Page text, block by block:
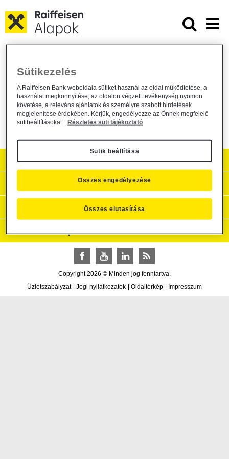
Raiffeisen Alapok árfolyama 2012.07.06.
Alapkezelő közzététel / general / 2012. július 6.
Raiffeisen Alapok árfolyama
Aktuális
Hasznos információk
Céginformációk, kapcsolat
Raiffeisen csoport
Copyright 2026 © Minden jog fenntartva.
FacebookYouTubeLinkedInRSS
Üzletszabályzat Jogi nyilatkozatok Oldaltérkép Impresszum
Sütikezelés
A Raiffeisen Bank weboldala sütiket használ az oldal működtetése, a
használat megkönnyítése, az oldalon végzett tevékenység nyomon
követése, a releváns ajánlatok és személyre szabott hirdetések
megjelenítése érdekében. Kérjük, engedélyezze az Önnek megfelelő
sütibeállításokat.
Részletes süti tájékoztató
Sütik beállítása
Összes elutasítása
Összes engedélyezése